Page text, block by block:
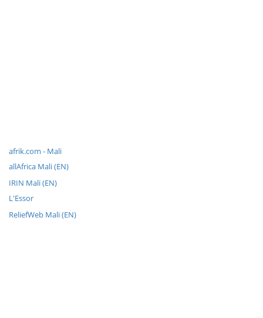
afrik.com - Mali
allAfrica Mali (EN)
IRIN Mali (EN)
L'Essor
ReliefWeb Mali (EN)